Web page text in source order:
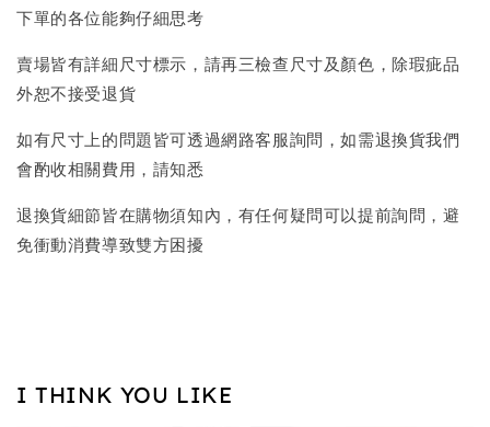
下單的各位能夠仔細思考
賣場皆有詳細尺寸標示，請再三檢查尺寸及顏色，除瑕疵品
外恕不接受退貨
如有尺寸上的問題皆可透過網路客服詢問，如需退換貨我們
會酌收相關費用，請知悉
退換貨細節皆在購物須知內，有任何疑問可以提前詢問，避
免衝動消費導致雙方困擾
I THINK YOU LIKE